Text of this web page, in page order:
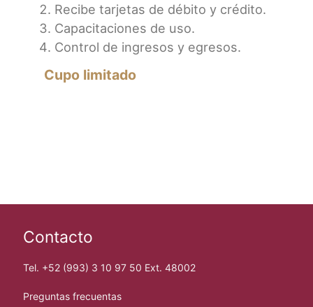
Recibe tarjetas de débito y crédito.
Capacitaciones de uso.
Control de ingresos y egresos.
Cupo limitado
Contacto
Tel. +52 (993) 3 10 97 50 Ext. 48002
Preguntas frecuentas